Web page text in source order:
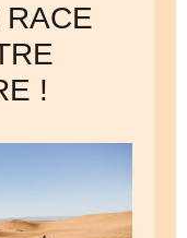
RACE
!